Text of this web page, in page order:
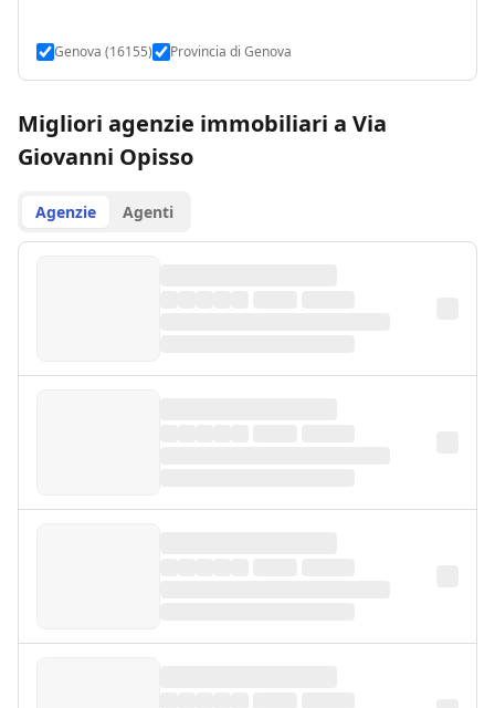
Genova (16155) Provincia di Genova
Migliori agenzie immobiliari a Via
Giovanni Opisso
Agenzie Agenti